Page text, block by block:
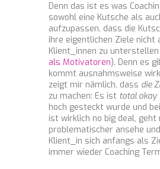
Denn das ist es was
sowohl eine Kutsche als
aufzupassen, dass die
ihre eigentlichen Ziele nicht
Klient_innen zu
als Motivatoren). Denn es
kommt ausnahmsweise
zeigt mir nämlich, dass die
zu machen: Es ist total okay
hoch gesteckt wurde und
ist wirklich no big deal,
problematischer ansehe
Klient_in sich anfangs als
immer wieder Coaching